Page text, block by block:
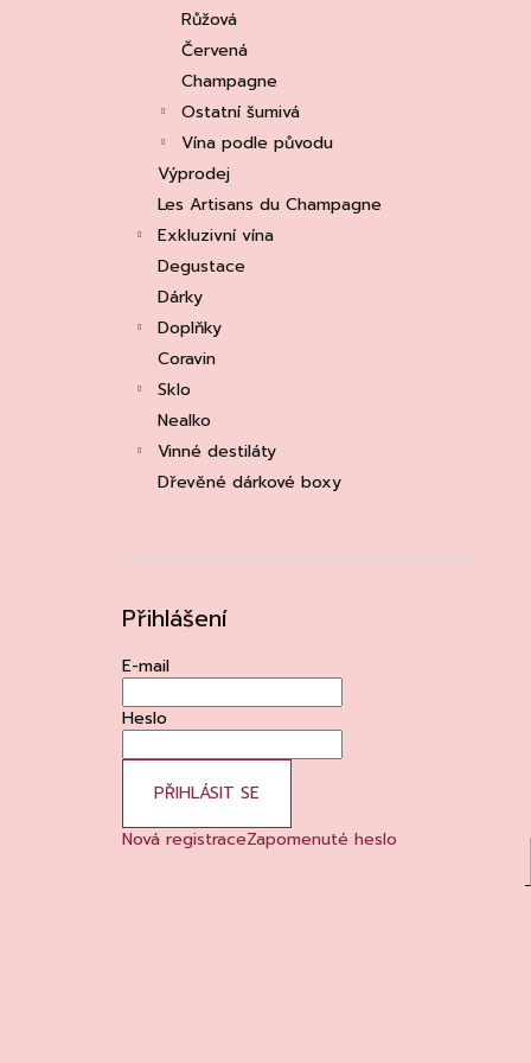
Růžová
Červená
Champagne
Ostatní šumivá
Vína podle původu
Výprodej
Les Artisans du Champagne
Exkluzivní vína
Degustace
Dárky
Doplňky
Coravin
Sklo
Nealko
Vinné destiláty
Dřevěné dárkové boxy
Přihlášení
E-mail
Heslo
PŘIHLÁSIT SE
Nová registraceZapomenuté heslo
ASOLO PROSECCO SUPERIORE DOCG
BRUT, MARTIGNAGO
253 Kč
Původně: 335 Kč